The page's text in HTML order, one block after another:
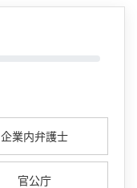
企業内弁護士
官公庁